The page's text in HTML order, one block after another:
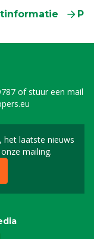
of stuur een mail
het laatste nieuws
mailing.
in voor onze